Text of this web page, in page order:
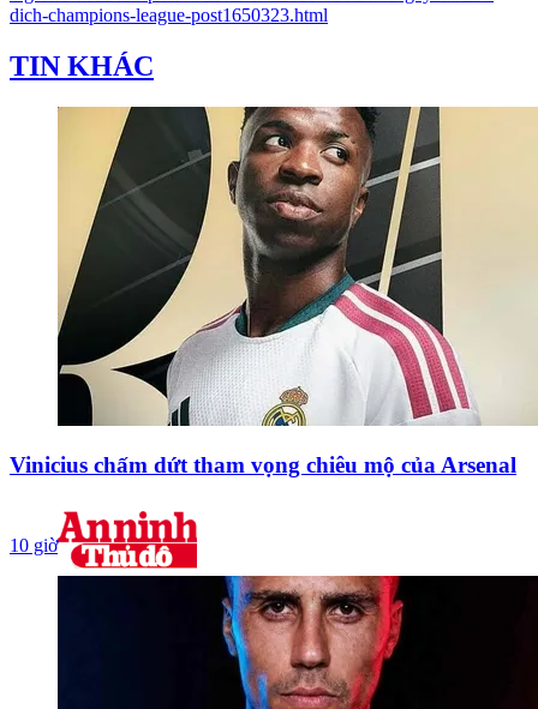
dich-champions-league-post1650323.html
TIN KHÁC
Vinicius chấm dứt tham vọng chiêu mộ của Arsenal
10 giờ